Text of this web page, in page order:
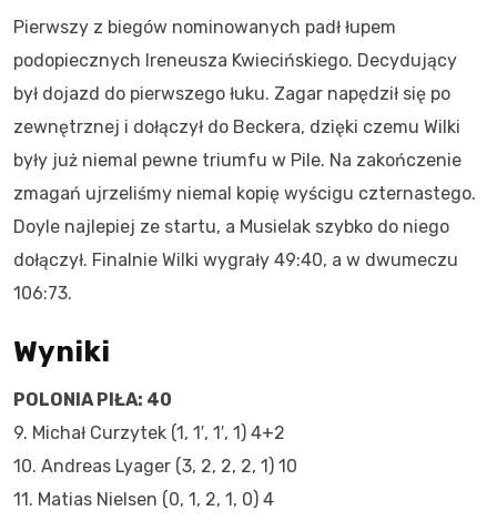
Pierwszy z biegów nominowanych padł łupem
podopiecznych Ireneusza Kwiecińskiego. Decydujący
był dojazd do pierwszego łuku. Zagar napędził się po
zewnętrznej i dołączył do Beckera, dzięki czemu Wilki
były już niemal pewne triumfu w Pile. Na zakończenie
zmagań ujrzeliśmy niemal kopię wyścigu czternastego.
Doyle najlepiej ze startu, a Musielak szybko do niego
dołączył. Finalnie Wilki wygrały 49:40, a w dwumeczu
106:73.
Wyniki
POLONIA PIŁA: 40
9. Michał Curzytek (1, 1′, 1′, 1) 4+2
10. Andreas Lyager (3, 2, 2, 2, 1) 10
11. Matias Nielsen (0, 1, 2, 1, 0) 4